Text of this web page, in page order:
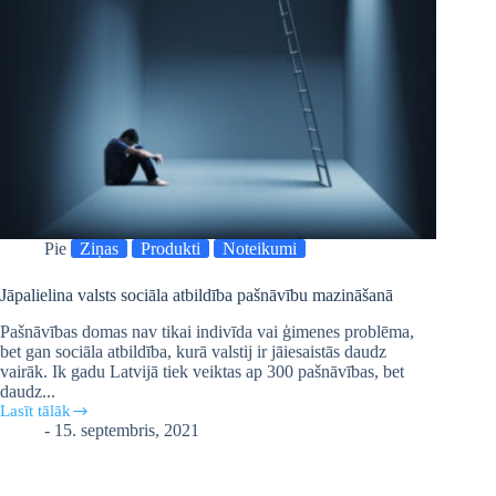
Pie Ziņas Produkti Noteikumi
Jāpalielina valsts sociāla atbildība pašnāvību mazināšanā
Pašnāvības domas nav tikai indivīda vai ģimenes problēma,
bet gan sociāla atbildība, kurā valstij ir jāiesaistās daudz
vairāk. Ik gadu Latvijā tiek veiktas ap 300 pašnāvības, bet
daudz...
Lasīt tālāk
Jāpalielina
- 15. septembris, 2021